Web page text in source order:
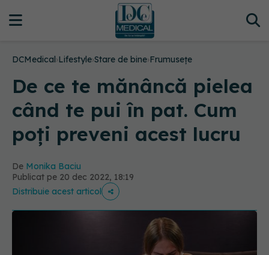
DCMedical›Lifestyle›Stare de bine›Frumusețe
De ce te mănâncă pielea
când te pui în pat. Cum
poți preveni acest lucru
De Monika Baciu
Publicat pe 20 dec 2022, 18:19
Distribuie acest articol